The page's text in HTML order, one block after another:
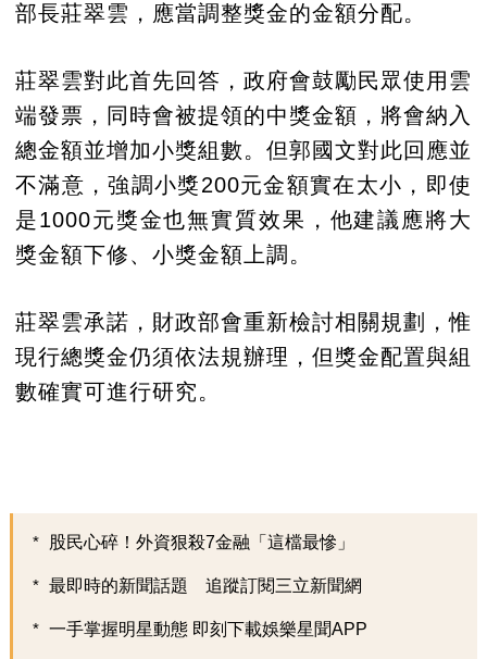
部長莊翠雲，應當調整獎金的金額分配。
莊翠雲對此首先回答，政府會鼓勵民眾使用雲
端發票，同時會被提領的中獎金額，將會納入
總金額並增加小獎組數。但郭國文對此回應並
不滿意，強調小獎200元金額實在太小，即使
是1000元獎金也無實質效果，他建議應將大
獎金額下修、小獎金額上調。
莊翠雲承諾，財政部會重新檢討相關規劃，惟
現行總獎金仍須依法規辦理，但獎金配置與組
數確實可進行研究。
股民心碎！外資狠殺7金融「這檔最慘」
最即時的新聞話題 追蹤訂閱三立新聞網
一手掌握明星動態 即刻下載娛樂星聞APP